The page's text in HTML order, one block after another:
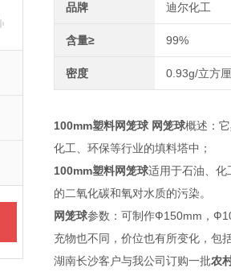
品牌 迪尔化工
含量≥ 99%
密度 0.93g/立方
100mm塑料网笼球 网笼球概述：
化工、环保等行业的填料塔中；
100mm塑料网笼球适用于石油、化
的二氧化碳和氧对水质的污染。
网笼球参数：可制作Ф150mm，
充物也不同，价位也有所变化，包
湖南长沙客户与我公司订购一批农